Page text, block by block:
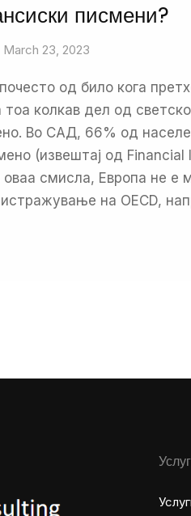
писмени?
March 23, 2023
од било кога
тоа колкав дел од
Во САД, 66% од
(извештај од
оваа смисла, Европа не е
на OECD,